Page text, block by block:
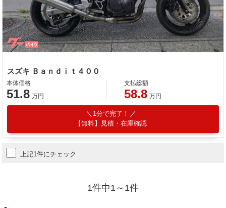
スズキ Ｂａｎｄｉｔ４００
本体価格
51.8 万円
支払総額
58.8 万円
1分で完了！
【無料】見積・在庫確認
上記1件にチェック
1件中1～1件